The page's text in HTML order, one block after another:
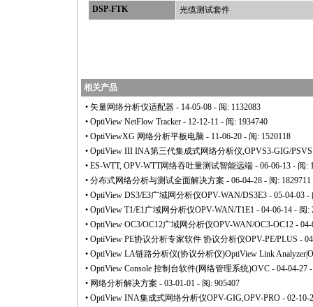
DSP-FTK
光缆测试套件
相关产品
• 矢量网络分析仪适配器 - 14-05-08 - 阅: 1132083
• OptiView NetFlow Tracker - 12-12-11 - 阅: 1934740
• OptiViewXG 网络分析平板电脑 - 11-06-20 - 阅: 1520118
• OptiView III INA第三代集成式网络分析仪,OPVS3-GIG/PSVS
• ES-WTT, OPV-WTT网络吞吐量测试智能远端 - 06-06-13 - 阅:
• 分布式网络分析与测试全面解决方案 - 06-04-28 - 阅: 1829711
• OptiView DS3/E3广域网分析仪OPV-WAN/DS3E3 - 05-04-03 -
• OptiView T1/E1广域网分析仪OPV-WAN/T1E1 - 04-06-14 - 阅:
• OptiView OC3/OC12广域网分析仪OPV-WAN/OC3-OC12 -
• OptiView PE协议分析专家软件 协议分析仪OPV-PE/PLUS -
• OptiView LA链路分析仪(协议分析仪)OptiView Link
• OptiView Console 控制台软件(网络管理系统)OVC - 04-04-27
• 网络分析解决方案 - 03-01-01 - 阅: 905407
• OptiView INA集成式网络分析仪OPV-GIG,OPV-PRO - 02-10-